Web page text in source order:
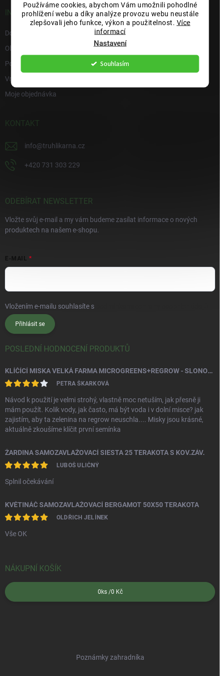
Používáme cookies, abychom Vám umožnili pohodlné
prohlížení webu a díky analýze provozu webu neustále
zlepšovali jeho funkce, výkon a použitelnost. Více
informací
Nastavení
Souhlasím
INFORMACE PRO VÁS
Doprava a platba
Obchodní podmínky
Podmínky ochrany osobních údajů
Vrácení zboží
Moje objednávka
KONTAKT
info@truhlikarna.cz
+420 731 303 229
ODEBÍRAT NEWSLETTER
Vložte svůj e-mail a my vám budeme zasílat informace o nových
produktech na našem e-shopu.
E-MAIL
Vložením e-mailu souhlasíte s
Přihlásit se
POSLEDNÍ HODNOCENÍ PRODUKTŮ
KLÍČÍCÍ MISKA VELKÁ FARMA MICROGREENS+REGROW - SLONOVÁ KOST
PETRA ŠKARKOVÁ
Návod k použití je velmi strohý, vlastně moc netuším, jak přesně ji
mám použít. Kolik vody, jak často, má být voda i v dolní misce? jak
zajistím, aby ta zelenina na regrow neuschla.... Misky jsou krásné,
aktuálně zkoušíme klíčit první semínka
ŽARDINA SAMOZAVLAŽOVACÍ SIESTA 25 TERAKOTA S KOV.ZÁV.
LUBOŠ ULIČNÝ
Splnil očekávání
KVĚTINÁČ SAMOZAVLAŽOVACÍ BERGAMOT 50X50 TERAKOTA
OLDŘICH JELÍNEK
Vše OK
NÁKUPNÍ KOŠÍK
0 ks /0 Kč
Poznámky zahradníka